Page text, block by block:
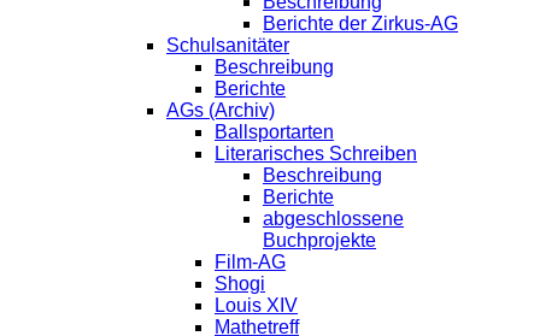
Berichte der Zirkus-AG
Schulsanitäter
Beschreibung
Berichte
AGs (Archiv)
Ballsportarten
Literarisches Schreiben
Beschreibung
Berichte
abgeschlossene
Buchprojekte
Film-AG
Shogi
Louis XIV
Mathetreff